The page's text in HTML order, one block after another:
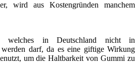
wird aus Kostengründen manchem
welches in Deutschland nicht in
werden darf, da es eine giftige Wirkung
um die Haltbarkeit von Gummi zu